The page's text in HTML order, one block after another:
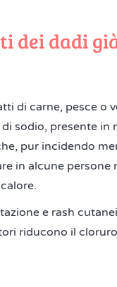
dei dadi
di carne, pesce o
sodio, presente in
pur incidendo
in alcune
e rash
riducono il